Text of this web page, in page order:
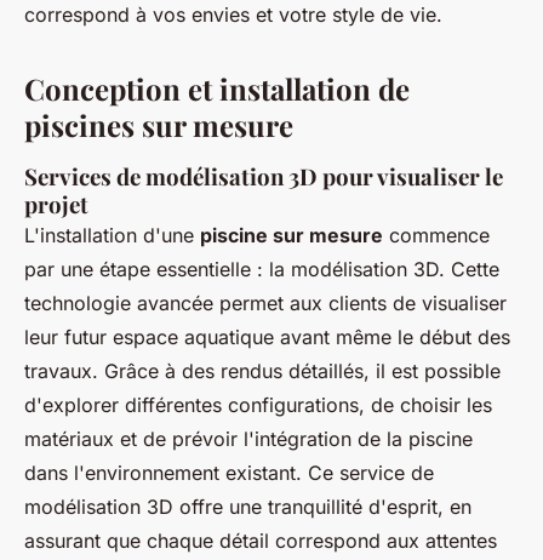
correspond à vos envies et votre style de vie.
Conception et installation de
piscines sur mesure
Services de modélisation 3D pour visualiser le
projet
L'installation d'une piscine sur mesure commence
par une étape essentielle : la modélisation 3D. Cette
technologie avancée permet aux clients de visualiser
leur futur espace aquatique avant même le début des
travaux. Grâce à des rendus détaillés, il est possible
d'explorer différentes configurations, de choisir les
matériaux et de prévoir l'intégration de la piscine
dans l'environnement existant. Ce service de
modélisation 3D offre une tranquillité d'esprit, en
assurant que chaque détail correspond aux attentes